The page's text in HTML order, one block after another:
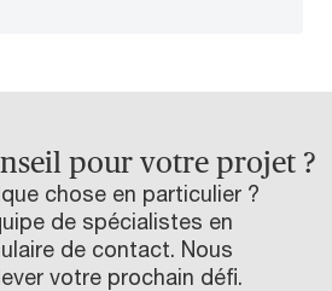
pour votre projet ?
chose en particulier ?
de spécialistes en
de contact. Nous
votre prochain défi.